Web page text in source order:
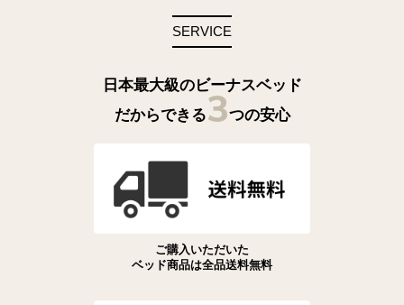
SERVICE
日本最大級のビーナスベッド
だからできる3つの安心
ご購入いただいた
ベッド商品は全品送料無料